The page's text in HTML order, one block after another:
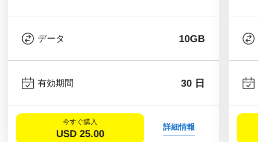
データ 10GB
有効期間 30 日
今すぐ購入
USD 25.00
詳細情報